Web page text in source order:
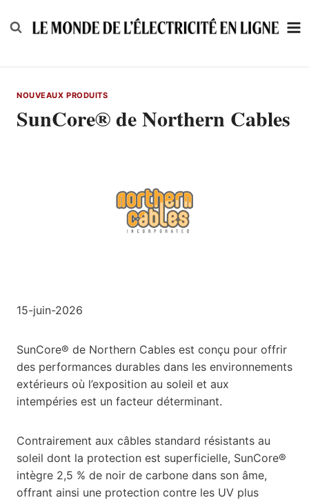
to
NOUVEAUX PRODUITS
SunCore® de Northern Cables
15-juin-2026
SunCore® de Northern Cables est conçu pour offrir
des performances durables dans les environnements
extérieurs où l’exposition au soleil et aux
intempéries est un facteur déterminant.
Contrairement aux câbles standard résistants au
soleil dont la protection est superficielle, SunCore®
intègre 2,5 % de noir de carbone dans son âme,
offrant ainsi une protection contre les UV plus